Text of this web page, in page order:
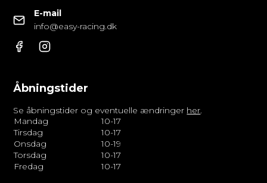
E-mail
info@easy-racing.dk
Åbningstider
Se åbningstider og eventuelle ændringer her.
Mandag
10-17
Tirsdag
10-17
Onsdag
10-19
Torsdag
10-17
Fredag
10-17